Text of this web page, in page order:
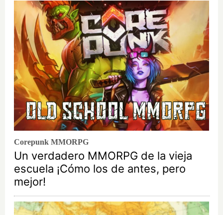
Corepunk MMORPG
Un verdadero MMORPG de la vieja
escuela ¡Cómo los de antes, pero
mejor!